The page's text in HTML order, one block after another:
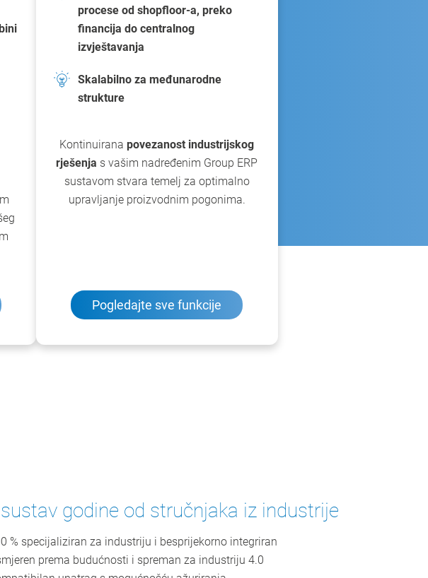
procese od shopfloor-a, preko
financija do centralnog
izvještavanja
Skalabilno za međunarodne
strukture
Kontinuirana povezanost industrijskog
rješenja s vašim nadređenim Group ERP
sustavom stvara temelj za optimalno
upravljanje proizvodnim pogonima.
Pogledajte sve funkcije
sustav godine od stručnjaka iz industrije
% specijaliziran za industriju i besprijekorno integriran
prema budućnosti i spreman za industriju 4.0